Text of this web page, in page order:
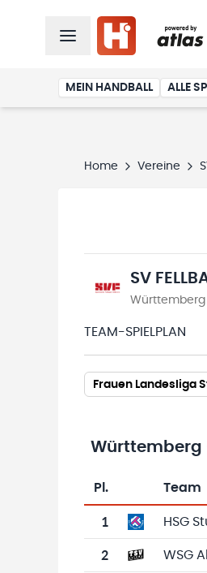
MEIN HANDBALL ALLE
Home Vereine
SV
Württemberg
TEAM-SPIELPLAN
Frauen Landesliga
Württemberg
Tabelle mit
Pl. Team
1 HSG
2 WSG